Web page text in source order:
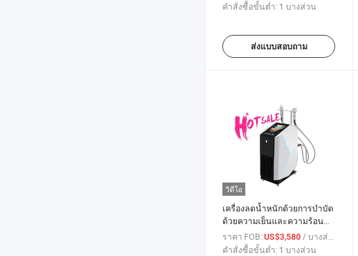
คำสั่งซื้อขั้นต่ำ: 1 บางส่วน
ส่งแบบสอบถาม
วิดีโอ
เครื่องลดน้ำหนักด้วยการบำบัด
ด้วยความเย็นและความร้อน
EMS Tshock Cryoskin
ราคา FOB:US$3,580 / บางส่วน
คำสั่งซื้อขั้นต่ำ: 1 บางส่วน